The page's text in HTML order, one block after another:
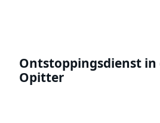
Ontstoppingsdienst
Opitter